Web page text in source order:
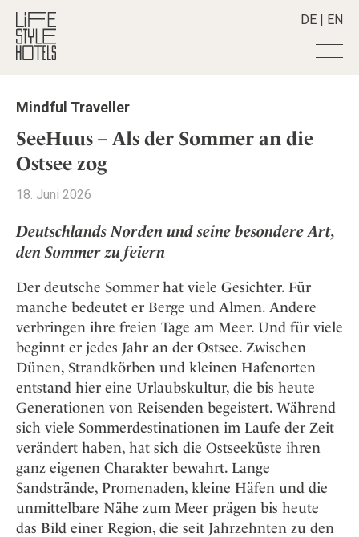
DE | EN
Hotels +
Alle Hotels
Alpine Lifestyle
City
Countryside
Mindful Traveller
Wellness
Destinationen +
Alle Destinationen
Griechenland
Indien
Indonesien
Italien
Japan
Kroatien
Mexico
Niederlande
Österreich
Portugal
Schweden
Spanien
Schweiz
Stories +
Alle Stories
Aktiv & Wellness
Design & Architektur
Eat & Drink
Mindful Traveller
Osterkalender
Persönlichkeiten
Shop +
Alle Produkte
Lifestylehotels BOOK
Gutschein/Voucher
Smart Traveller +
Alle Smart Deals
Newsletter Anmeldung
Newsletter
Become a member
+
Member Benefits
Register your Hotel
About us +
Mission Statement
Our Story
Career
Kontakt
Impressum
Adventkalender
Mindful Traveller
SeeHuus – Als der Sommer an die
Ostsee zog
18. Juni 2026
Deutschlands Norden und seine besondere Art,
den Sommer zu feiern
Der deutsche Sommer hat viele Gesichter. Für
manche bedeutet er Berge und Almen. Andere
verbringen ihre freien Tage am Meer. Und für viele
beginnt er jedes Jahr an der Ostsee. Zwischen
Dünen, Strandkörben und kleinen Hafenorten
entstand hier eine Urlaubskultur, die bis heute
Generationen von Reisenden begeistert. Während
sich viele Sommerdestinationen im Laufe der Zeit
verändert haben, hat sich die Ostseeküste ihren
ganz eigenen Charakter bewahrt. Lange
Sandstrände, Promenaden, kleine Häfen und die
unmittelbare Nähe zum Meer prägen bis heute
das Bild einer Region, die seit Jahrzehnten zu den